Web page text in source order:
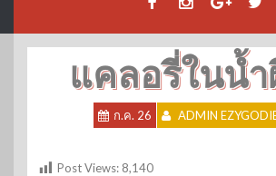
แคลอรี่ในน้ำ
ก.ค. 26 ADMIN
Post Views: 8,140